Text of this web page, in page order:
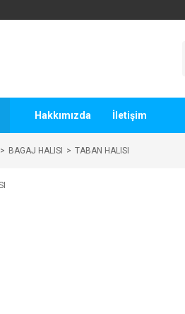
Hakkımızda İletişim
BAGAJ HALISI TABAN HALISI